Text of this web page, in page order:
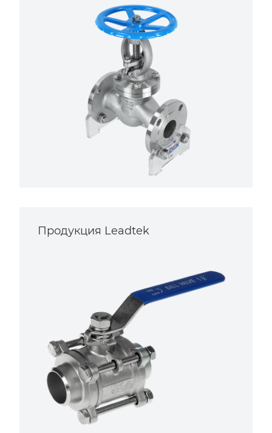
Продукция Leadtek